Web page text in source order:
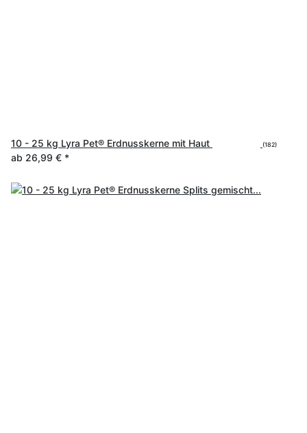
10 - 25 kg Lyra Pet® Erdnusskerne mit Haut (182)
ab 26,99 € *